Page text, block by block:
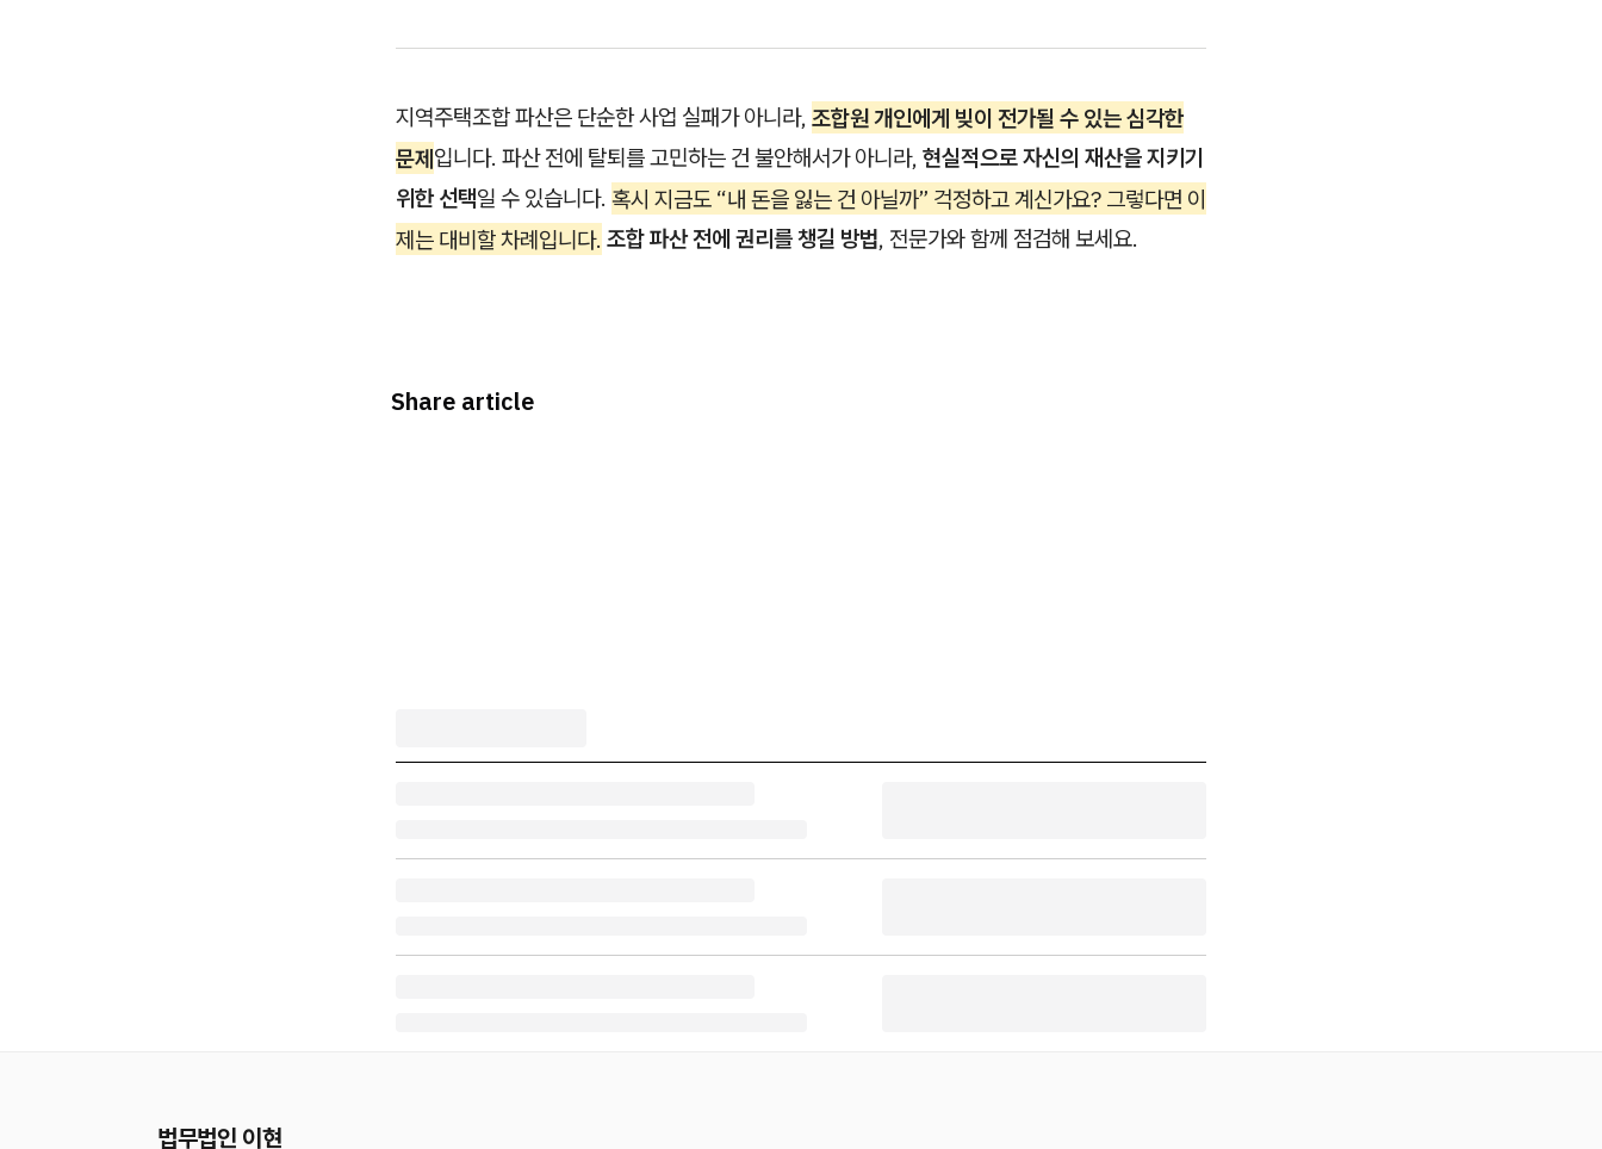
지역주택조합 파산은 단순한 사업 실패가 아니라, 조합원 개인에게 빚이 전가될 수 있는 심각한
문제입니다. 파산 전에 탈퇴를 고민하는 건 불안해서가 아니라, 현실적으로 자신의 재산을 지키기
위한 선택일 수 있습니다. 혹시 지금도 “내 돈을 잃는 건 아닐까” 걱정하고 계신가요? 그렇다면 이
제는 대비할 차례입니다. 조합 파산 전에 권리를 챙길 방법, 전문가와 함께 점검해 보세요.
Share article
법무법인 이현